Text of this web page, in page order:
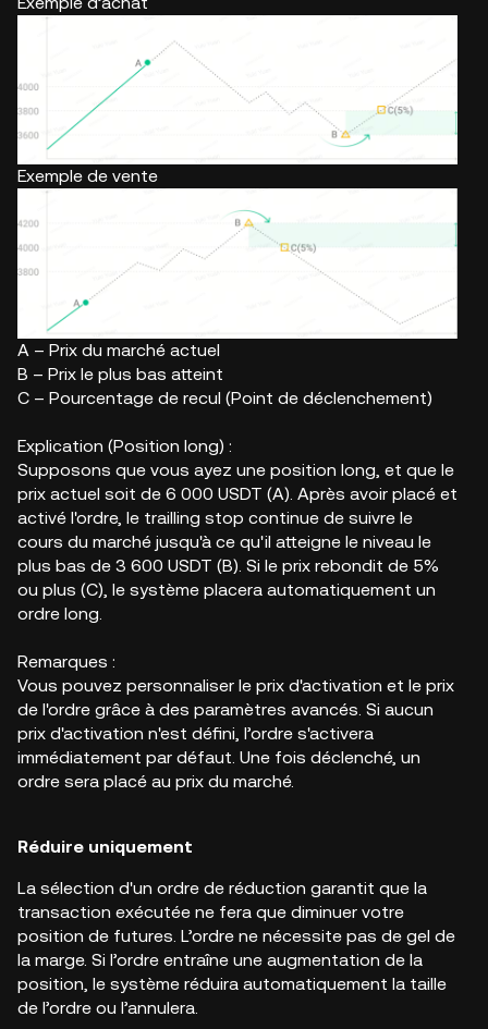
Exemple de vente
A – Prix du marché actuel
B – Prix le plus bas atteint
C – Pourcentage de recul (Point de déclenchement)
Explication (Position long) :
Supposons que vous ayez une position long, et que le
prix actuel soit de 6 000 USDT (A). Après avoir placé et
activé l'ordre, le trailling stop continue de suivre le
cours du marché jusqu'à ce qu'il atteigne le niveau le
plus bas de 3 600 USDT (B). Si le prix rebondit de 5%
ou plus (C), le système placera automatiquement un
ordre long.
Remarques :
Vous pouvez personnaliser le prix d'activation et le prix
de l'ordre grâce à des paramètres avancés. Si aucun
prix d'activation n'est défini, l’ordre s'activera
immédiatement par défaut. Une fois déclenché, un
ordre sera placé au prix du marché.
Réduire uniquement
La sélection d'un ordre de réduction garantit que la
transaction exécutée ne fera que diminuer votre
position de futures. L’ordre ne nécessite pas de gel de
la marge. Si l’ordre entraîne une augmentation de la
position, le système réduira automatiquement la taille
de l’ordre ou l’annulera.